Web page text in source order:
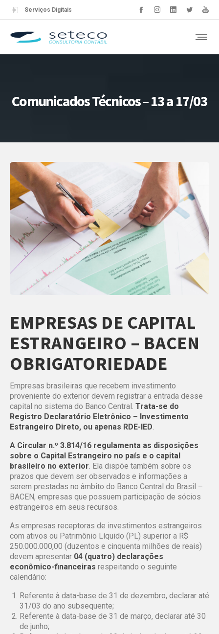
Serviços Digitais
Comunicados Técnicos – 13 a 17/03
EMPRESAS DE CAPITAL
ESTRANGEIRO – BACEN
OBRIGATORIEDADE
Empresas brasileiras que recebem investimento
proveniente do exterior devem registrar a entrada desse
capital no sistema do Banco Central. Trata-se do
Registro Declaratório Eletrônico – Investimento
Estrangeiro Direto, ou apenas RDE-IED.
A Circular n.º 3.814/16 regulamenta as disposições
sobre o Capital Estrangeiro no país e o capital
brasileiro no exterior. Ela dispõe também sobre os
prazos que devem ser observados e informações a
serem prestadas no âmbito do Banco Central do Brasil –
BACEN, empresas que possuem participação de sócios
estrangeiros em seus recursos.
As empresas receptoras de investimentos estrangeiros
com ativos ou Patrimônio Líquido (PL) superior a R$
250.000.000,00 (duzentos e cinquenta milhões de reais)
devem apresentar 04 (quatro) declarações
econômico-financeiras respeitando o seguinte
calendário:
Referente à data-base de 31 de dezembro, declarar até
31/03 do ano subsequente;
Referente à data-base de 31 de março, declarar até 30
de junho;